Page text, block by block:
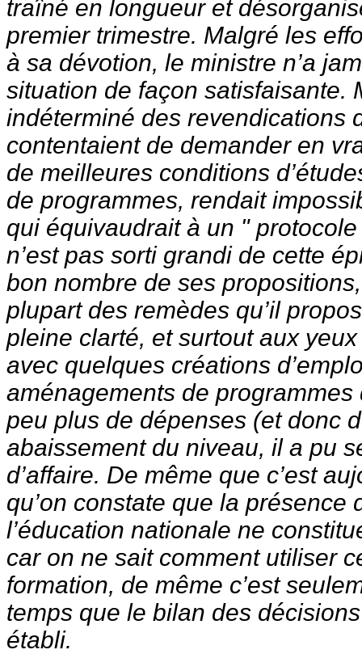
traîné en longueur et
premier trimestre. Malgré les
à sa dévotion, le ministre n’a
situation de façon satisfaisante.
indéterminé des revendications
contentaient de demander en
de meilleures conditions
de programmes, rendait
qui équivaudrait à un "
n’est pas sorti grandi de cette
bon nombre de ses
plupart des remèdes qu’il
pleine clarté, et surtout aux
avec quelques créations
aménagements de
peu plus de dépenses (et donc
abaissement du niveau, il a pu
d’affaire. De même que c’est
qu’on constate que la présence
l’éducation nationale ne
car on ne sait comment utiliser
formation, de même c’est
temps que le bilan des
établi.